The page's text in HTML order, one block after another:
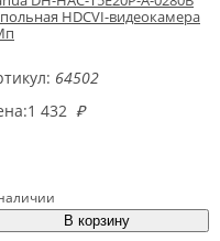
HDCVI-видеокамера
64502
1 432 ₽